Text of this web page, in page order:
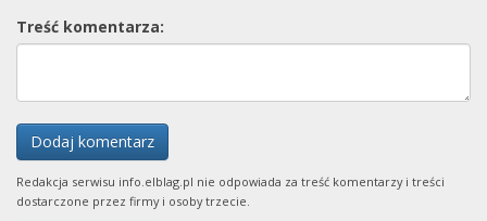
Treść komentarza:
Dodaj komentarz
Redakcja serwisu info.elblag.pl nie odpowiada za treść komentarzy i treści
dostarczone przez firmy i osoby trzecie.